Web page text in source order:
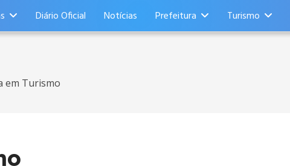
Diário Oficial Notícias Prefeitura Turismo
em Turismo